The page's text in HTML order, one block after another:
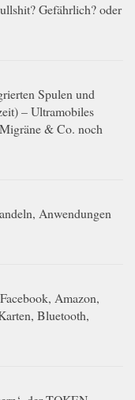
Gefährlich? oder
Spulen und
– Ultramobiles
& Co. noch
Anwendungen
Amazon,
Bluetooth,